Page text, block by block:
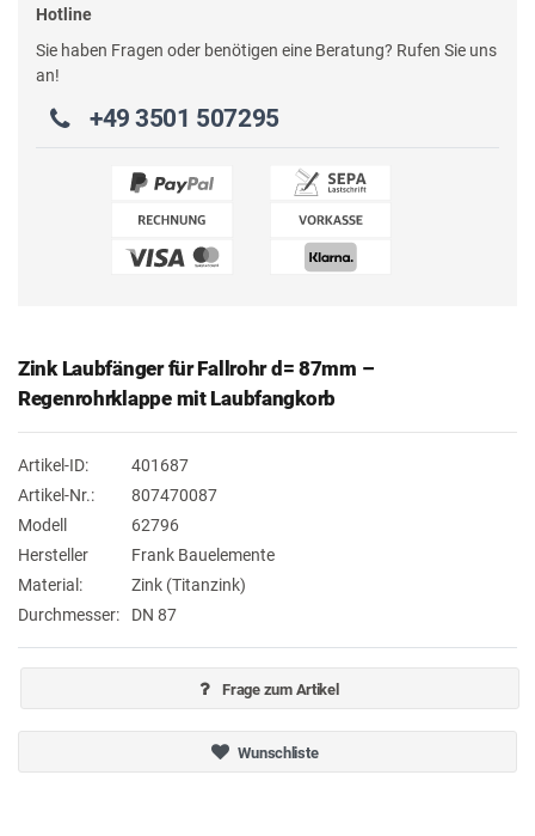
Hotline
Sie haben Fragen oder benötigen eine Beratung? Rufen Sie uns
an!
+49 3501 507295
Zink Laubfänger für Fallrohr d= 87mm –
Regenrohrklappe mit Laubfangkorb
Artikel-ID:
401687
Artikel-Nr.:
807470087
Modell
62796
Hersteller
Frank Bauelemente
Material:
Zink (Titanzink)
Durchmesser:
DN 87
Frage zum Artikel
Wunschliste